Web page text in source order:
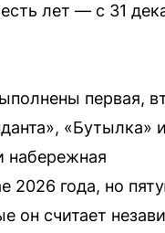
лет — с 31
первая,
«Бутылка»
набережная
2026 года, но
он считает